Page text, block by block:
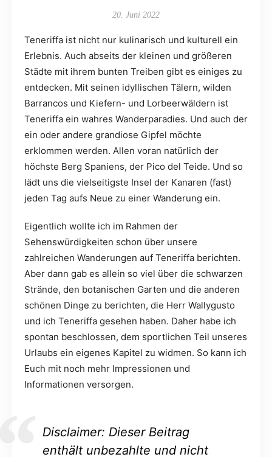
20. Juni 2022
Teneriffa ist nicht nur kulinarisch und kulturell ein
Erlebnis. Auch abseits der kleinen und größeren
Städte mit ihrem bunten Treiben gibt es einiges zu
entdecken. Mit seinen idyllischen Tälern, wilden
Barrancos und Kiefern- und Lorbeerwäldern ist
Teneriffa ein wahres Wanderparadies. Und auch der
ein oder andere grandiose Gipfel möchte
erklommen werden. Allen voran natürlich der
höchste Berg Spaniens, der Pico del Teide. Und so
lädt uns die vielseitigste Insel der Kanaren (fast)
jeden Tag aufs Neue zu einer Wanderung ein.
Eigentlich wollte ich im Rahmen der
Sehenswürdigkeiten schon über unsere
zahlreichen Wanderungen auf Teneriffa berichten.
Aber dann gab es allein so viel über die schwarzen
Strände, den botanischen Garten und die anderen
schönen Dinge zu berichten, die Herr Wallygusto
und ich Teneriffa gesehen haben. Daher habe ich
spontan beschlossen, dem sportlichen Teil unseres
Urlaubs ein eigenes Kapitel zu widmen. So kann ich
Euch mit noch mehr Impressionen und
Informationen versorgen.
Disclaimer: Dieser Beitrag
enthält unbezahlte und nicht